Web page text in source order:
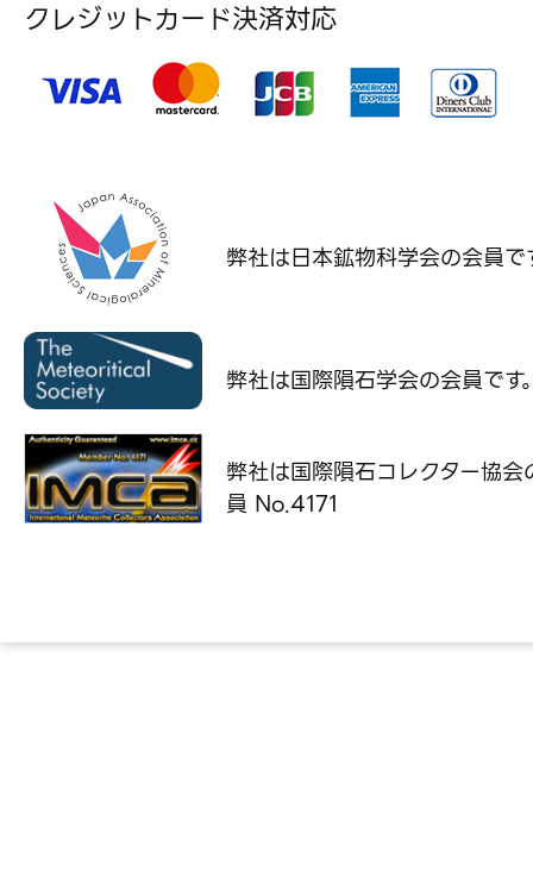
クレジットカード決済対応
弊社は日本鉱物科学会の会員で
弊社は国際隕石学会の会員です
弊社は国際隕石コレクター協会
員 No.4171